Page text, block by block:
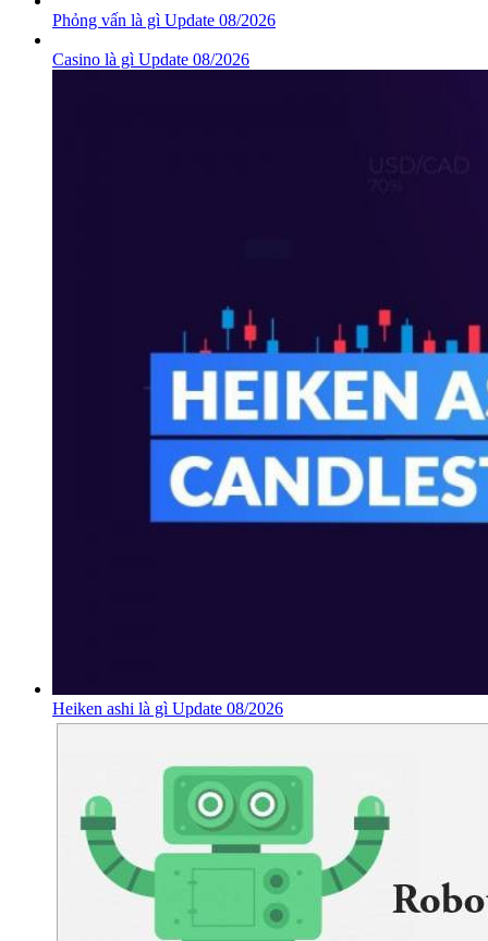
Phỏng vấn là gì Update 08/2026
Casino là gì Update 08/2026
Heiken ashi là gì Update 08/2026